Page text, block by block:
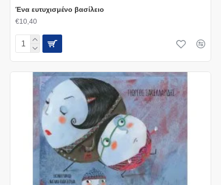
Ένα ευτυχισμένο βασίλειο
€10,40